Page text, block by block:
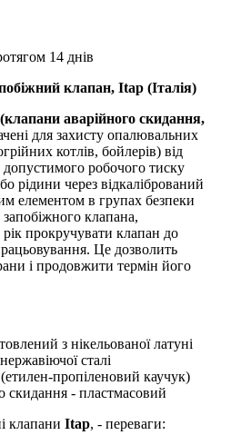
14 днів
клапан, Itap (Італія)
аварійного скидання,
для захисту опалювальних
котлів, бойлерів) від
робочого тиску
рідини через відкалібрований
елементом в групах безпеки
клапана,
прокручувати клапан до
Це дозволить
і продовжити термін його
з нікельованої латуні
сталі
пропіленовий каучук)
скидання - пластмасовий
клапани Itap, - переваги: